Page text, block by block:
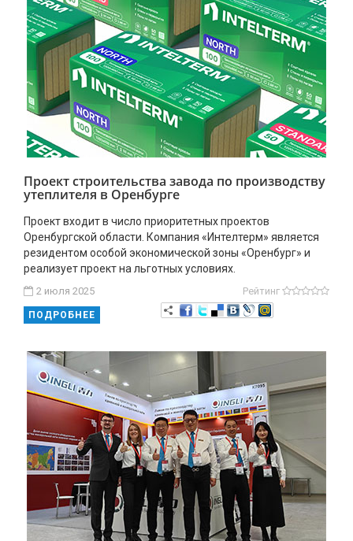
Проект строительства завода по производству
утеплителя в Оренбурге
Проект входит в число приоритетных проектов
Оренбургской области. Компания «Интелтерм» является
резидентом особой экономической зоны «Оренбург» и
реализует проект на льготных условиях.
2 июля 2025 Рейтинг
ПОДРОБНЕЕ